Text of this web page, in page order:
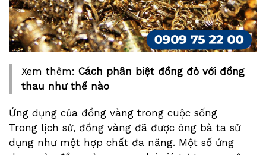
Xem thêm: Cách phân biệt đồng đỏ với đồng
thau như thế nào
Ứng dụng của đồng vàng trong cuộc sống
Trong lịch sử, đồng vàng đã được ông bà ta sử
dụng như một hợp chất đa năng. Một số ứng